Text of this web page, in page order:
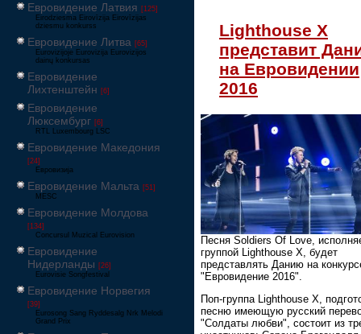
Евровидение Латвия [125]
Eirodziesma Eirovīzija Eirovīzijas
dziesmu konkurss
Евровидение Литва [65]
Eurovizijoje Eurovizija Eurovizijos
dainų konkursas
Евровидение
Лихтенштейн [6]
Евровидение
Люксембург [6]
RTL Luxembourg LSC
Евровидение Македония
[24]
Евровизија
Евровидение Мальта [51]
MESC
Евровидение Молдова
[134]
Concursul Muzical Eurovision
Евровидение
Нидерланды [26]
Eurovisie Songfestival
Евровидение Норвегия
[39]
Eurosong Sang Ryddesalg Nrk Melodi
Grand Prix
Lighthouse X
представит
на Евровидении
2016
Песня Soldiers Of Love,
группой Lighthouse X, будет
представлять Данию на
"Евровидение 2016".
Поп-группа Lighthouse X,
песню имеющую русский
"Солдаты любви", состоит из